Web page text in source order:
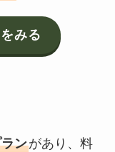
みる
ンがあり、料